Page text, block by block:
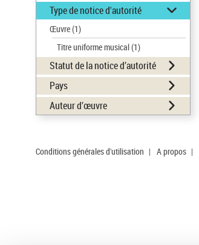
Type de notice d'autorité
Œuvre(1)
Titre uniforme musical(1)
Statut de la notice d’autorité
Pays
Auteur d’œuvre
Conditions générales d'utilisation | A propos |